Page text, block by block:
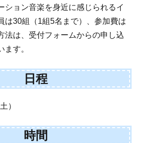
ション音楽を身近に感じられるイ
は30組（1組5名まで）、参加費は
法は、受付フォームからの申し込
ます。
日程
）
時間